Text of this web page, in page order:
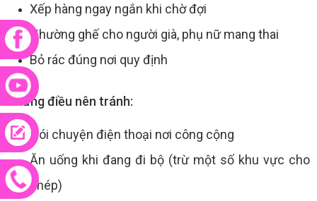
Xếp hàng ngay ngắn khi chờ đợi
Nhường ghế cho người già, phụ nữ mang thai
Bỏ rác đúng nơi quy định
Những điều nên tránh:
Nói chuyện điện thoại nơi công cộng
Ăn uống khi đang đi bộ (trừ một số khu vực cho
phép)